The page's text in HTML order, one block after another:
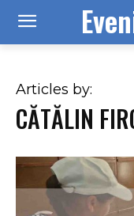
Articles by:
CĂTĂLIN